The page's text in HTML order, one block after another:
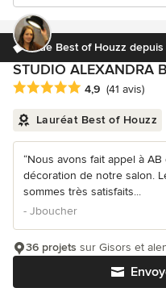
Élue Best of Houzz depuis
STUDIO ALEXANDRA
Note moyenne : 4.9 étoiles
4,9 (41 avis)
Lauréat Best of Houzz
“Nous avons fait appel à
décoration de notre salon.
sommes très satisfaits...
- Jboucher
36 projets sur Gisors et